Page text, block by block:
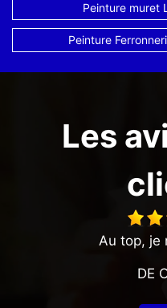
Peinture muret
Peinture
Les
Au top, je
DE